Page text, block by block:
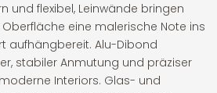
und flexibel, Leinwände bringen
eine malerische Note ins
aufhängbereit. Alu-Dibond
stabiler Anmutung und präziser
Interiors. Glas- und